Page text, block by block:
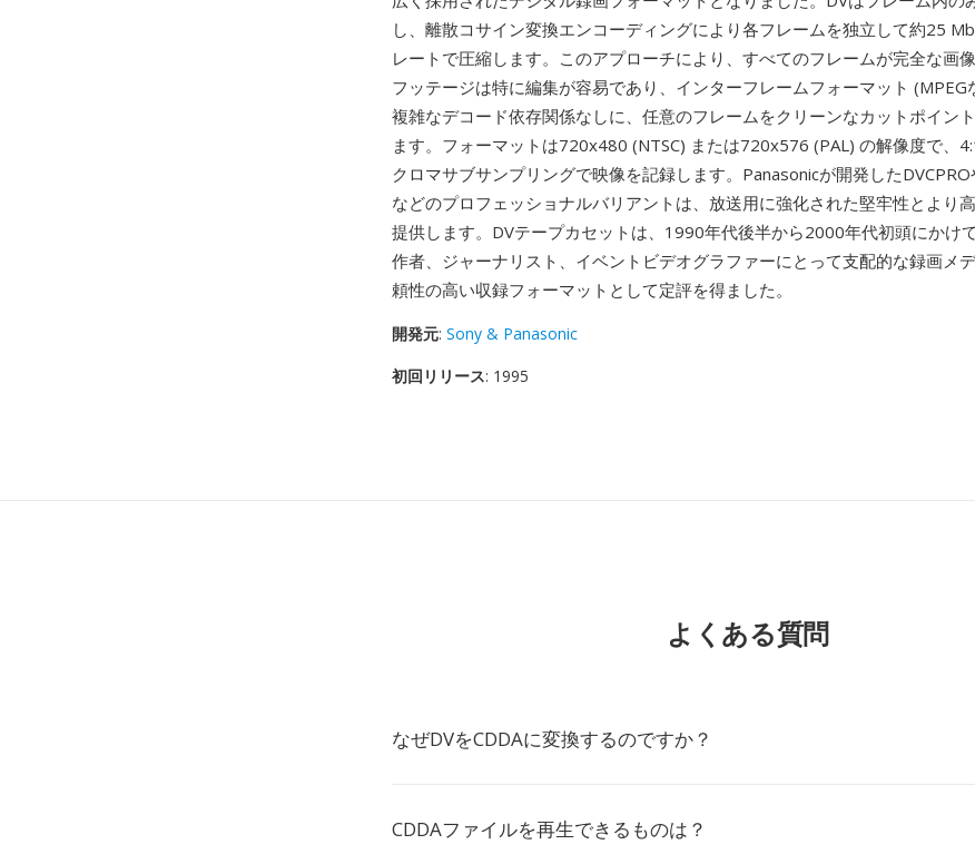
し、離散コサイン変換エンコーディングにより各フレームを独立して約25
レートで圧縮します。このアプローチにより、すべてのフレームが完全な画
フッテージは特に編集が容易であり、インターフレームフォーマット (MPEG
複雑なデコード依存関係なしに、任意のフレームをクリーンなカットポイン
ます。フォーマットは720x480 (NTSC) または720x576 (PAL) の解像度で、
クロマサブサンプリングで映像を記録します。Panasonicが開発したDVCPRO
などのプロフェッショナルバリアントは、放送用に強化された堅牢性とより
提供します。DVテープカセットは、1990年代後半から2000年代初頭にかけ
作者、ジャーナリスト、イベントビデオグラファーにとって支配的な録画メ
頼性の高い収録フォーマットとして定評を得ました。
開発元: Sony & Panasonic
初回リリース: 1995
よくある質問
なぜDVをCDDAに変換するのですか？
CDDAファイルを再生できるものは？